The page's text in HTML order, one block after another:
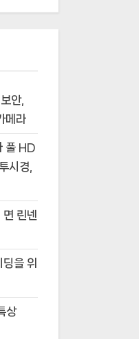
안,
메라
풀 HD
시경,
면 린넨
을 위
상